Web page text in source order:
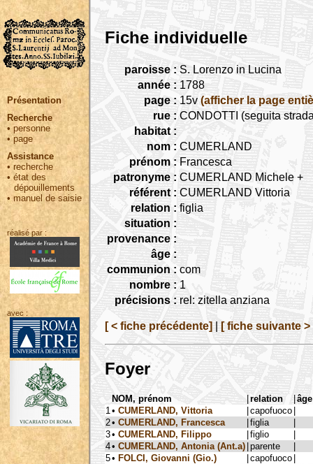
Présentation
Recherche
• personne
•page
Assistance
• recherche
•état des
dépouillements
•manuel de saisie
réalisé par :
avec :
Fiche individuelle
paroisse : S. Lorenzo in Lucina
année : 1788
page : 15v (afficher la page
rue : CONDOTTI (seguita
habitat :
nom : CUMERLAND
prénom : Francesca
patronyme : CUMERLAND Michele +
référent : CUMERLAND Vittoria
relation : figlia
situation :
provenance :
âge :
communion : com
nombre : 1
précisions : rel: zitella anziana
[ < fiche précédente] [ fiche suivante >
Foyer
NOM, prénom |relation |âge
1 • CUMERLAND, Vittoria |capofuoco |
2• CUMERLAND, Francesca |figlia
|
3• CUMERLAND, Filippo |figlio
|
4• CUMERLAND, Antonia (Ant.a) |parente
|
5• FOLCI, Giovanni (Gio.) |capofuoco |